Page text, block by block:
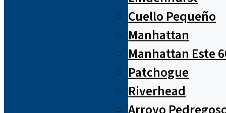
Cuello Pequeño
Manhattan
Manhattan Este
Patchogue
Riverhead